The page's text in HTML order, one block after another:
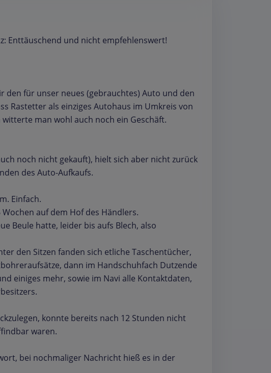
Enttäuschend und nicht empfehlenswert!
den für unser neues (gebrauchtes) Auto und den
Rastetter als einziges Autohaus im Umkreis von
man wohl auch noch ein Geschäft.
noch nicht gekauft), hielt sich aber nicht zurück
des Auto-Aufkaufs.
Einfach.
auf dem Hof des Händlers.
Beule hatte, leider bis aufs Blech, also
den Sitzen fanden sich etliche Taschentücher,
dann im Handschuhfach Dutzende
einiges mehr, sowie im Navi alle Kontaktdaten,
konnte bereits nach 12 Stunden nicht
waren.
bei nochmaliger Nachricht hieß es in der